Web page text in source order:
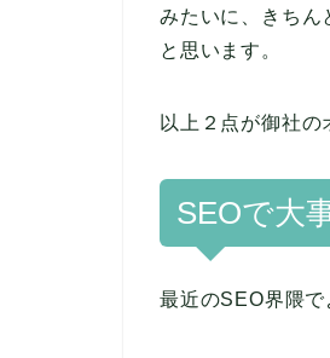
みたいに、きちん
と思います。
以上２点が御社の
SEOで大
最近のSEO界隈で